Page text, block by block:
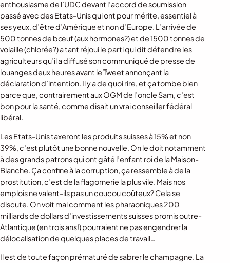
enthousiasme de l’UDC devant l’accord de soumission
passé avec des Etats-Unis qui ont pour mérite, essentiel à
ses yeux, d’être d’Amérique et non d’Europe. L’arrivée de
500 tonnes de bœuf (aux hormones?) et de 1500 tonnes de
volaille (chlorée?) a tant réjoui le parti qui dit défendre les
agriculteurs qu’il a diffusé son communiqué de presse de
louanges deux heures avant le Tweet annonçant la
déclaration d’intention. Il y a de quoi rire, et ça tombe bien
parce que, contrairement aux OGM de l’oncle Sam, c’est
bon pour la santé, comme disait un vrai conseiller fédéral
libéral.
Les Etats-Unis taxeront les produits suisses à 15% et non
39%, c’est plutôt une bonne nouvelle. On le doit notamment
à des grands patrons qui ont gâté l’enfant roi de la Maison-
Blanche. Ça confine à la corruption, ça ressemble à de la
prostitution, c’est de la flagornerie la plus vile. Mais nos
emplois ne valent-ils pas un coucou coûteux? Cela se
discute. On voit mal comment les pharaoniques 200
milliards de dollars d’investissements suisses promis outre-
Atlantique (en trois ans!) pourraient ne pas engendrer la
délocalisation de quelques places de travail…
Il est de toute façon prématuré de sabrer le champagne. La